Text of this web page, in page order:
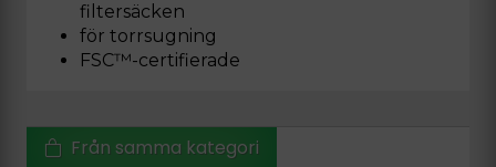
filtersäcken
för torrsugning
FSC™-certifierade
Från samma kategori